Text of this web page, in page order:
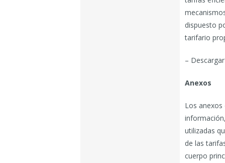
dispuesto
tarifario
–
Anexos
Los
utilizadas
de las
cuerpo